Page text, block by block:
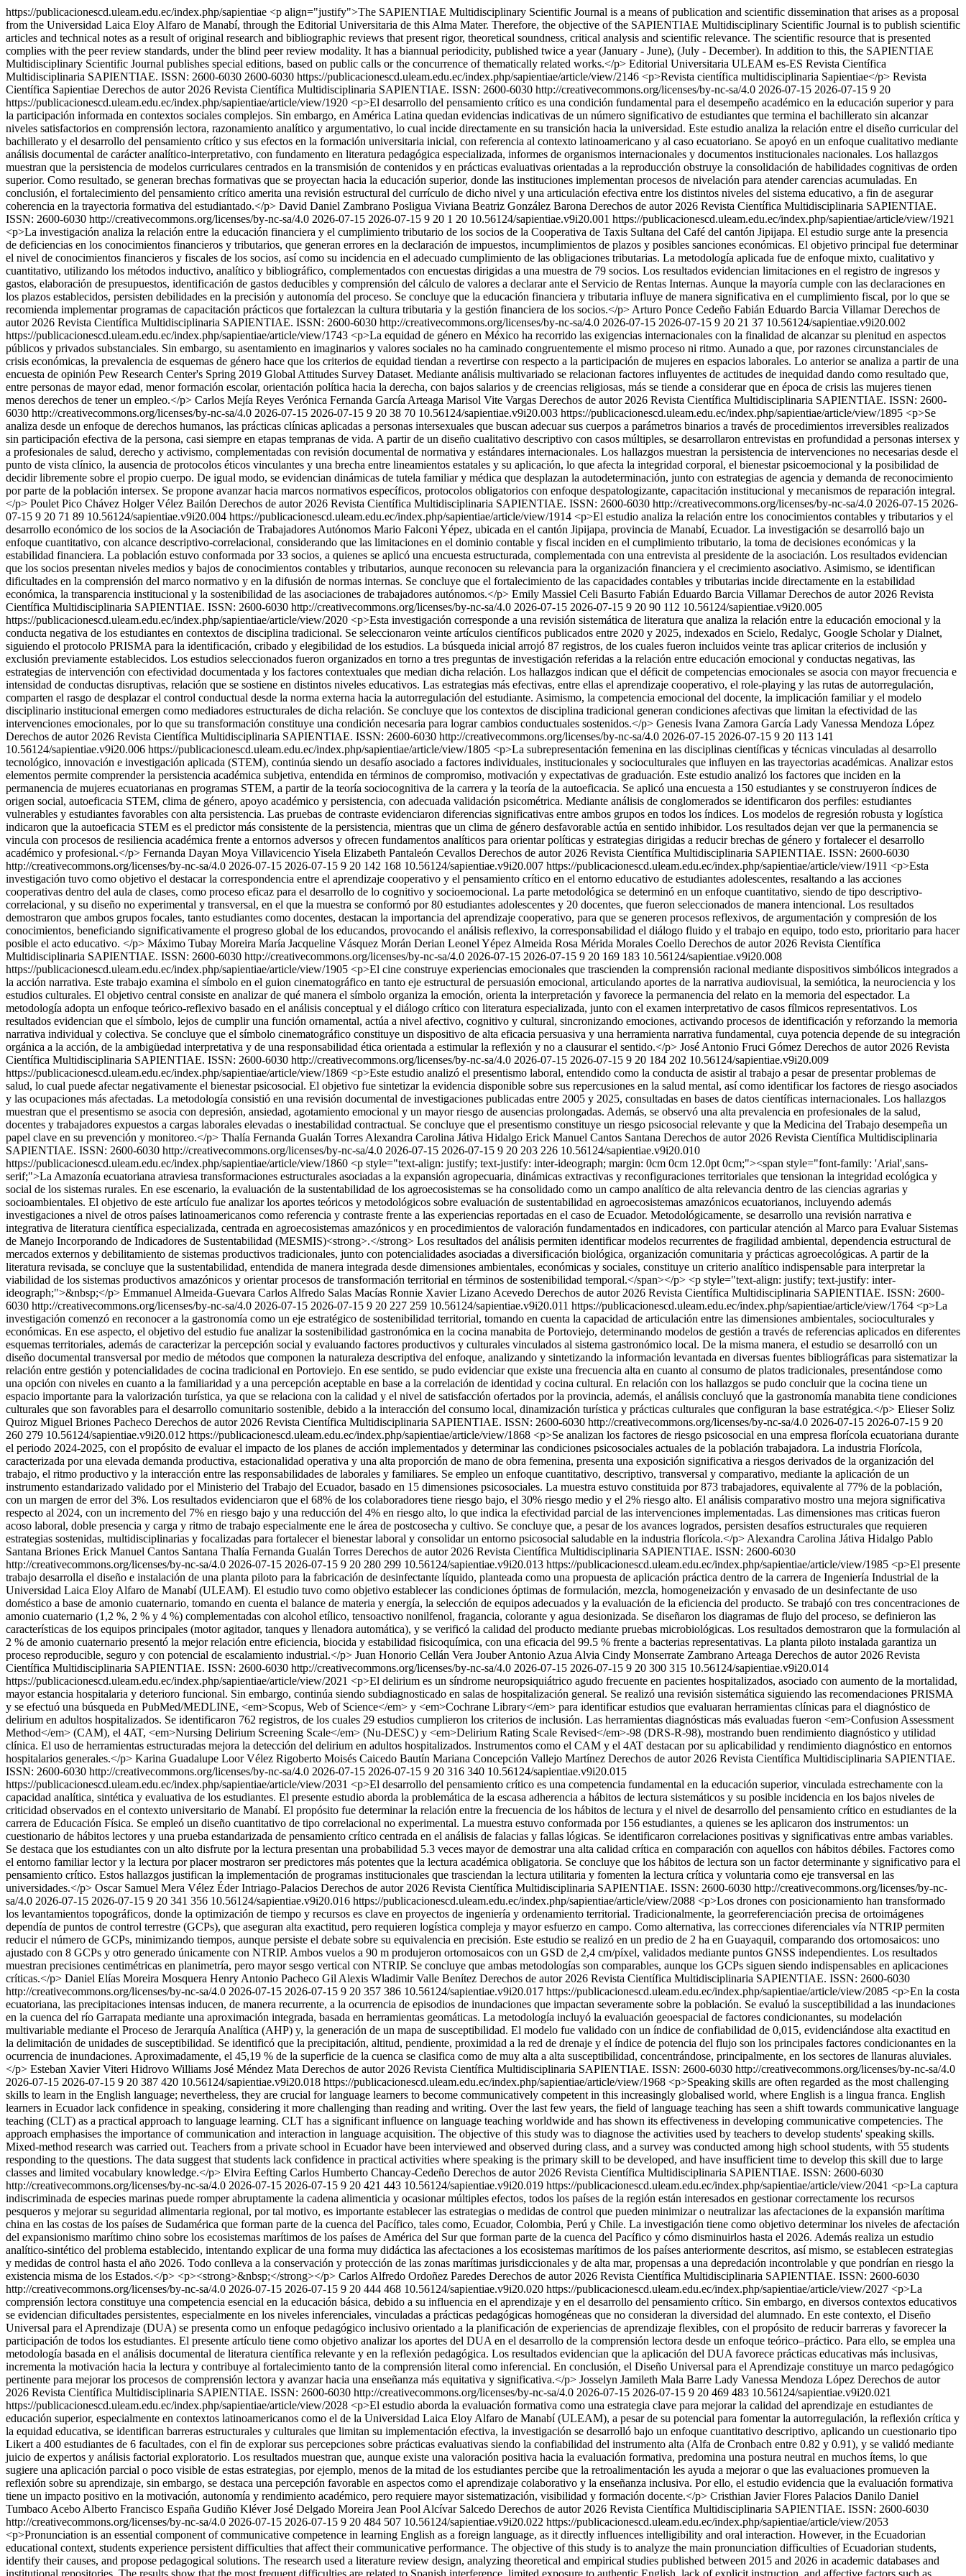
https://publicacionescd.uleam.edu.ec/index.php/sapientiae <p align="justify">The SAPIENTIAE Multidisciplinary Scientific Journal is a means of publication and scientific dissemination that arises as a proposal
from the Universidad Laica Eloy Alfaro de Manabí, through the Editorial Universitaria de this Alma Mater. Therefore, the objective of the SAPIENTIAE Multidisciplinary Scientific Journal is to publish scientific
articles and technical notes as a result of original research and bibliographic reviews that present rigor, theoretical soundness, critical analysis and scientific relevance. The scientific resource that is presented
complies with the peer review standards, under the blind peer review modality. It has a biannual periodicity, published twice a year (January - June), (July - December). In addition to this, the SAPIENTIAE
Multidisciplinary Scientific Journal publishes special editions, based on public calls or the concurrence of thematically related works.</p> Editorial Universitaria ULEAM es-ES Revista Científica
Multidisciplinaria SAPIENTIAE. ISSN: 2600-6030 2600-6030 https://publicacionescd.uleam.edu.ec/index.php/sapientiae/article/view/2146 <p>Revista científica multidisciplinaria Sapientiae</p> Revista
Científica Sapientiae Derechos de autor 2026 Revista Científica Multidisciplinaria SAPIENTIAE. ISSN: 2600-6030 http://creativecommons.org/licenses/by-nc-sa/4.0 2026-07-15 2026-07-15 9 20
https://publicacionescd.uleam.edu.ec/index.php/sapientiae/article/view/1920 <p>El desarrollo del pensamiento crítico es una condición fundamental para el desempeño académico en la educación superior y para
la participación informada en contextos sociales complejos. Sin embargo, en América Latina quedan evidencias indicativas de un número significativo de estudiantes que termina el bachillerato sin alcanzar
niveles satisfactorios en comprensión lectora, razonamiento analítico y argumentativo, lo cual incide directamente en su transición hacia la universidad. Este estudio analiza la relación entre el diseño curricular del
bachillerato y el desarrollo del pensamiento crítico y sus efectos en la formación universitaria inicial, con referencia al contexto latinoamericano y al caso ecuatoriano. Se apoyó en un enfoque cualitativo mediante
análisis documental de carácter analítico-interpretativo, con fundamento en literatura pedagógica especializada, informes de organismos internacionales y documentos institucionales nacionales. Los hallazgos
muestran que la persistencia de modelos curriculares centrados en la transmisión de contenidos y en prácticas evaluativas orientadas a la reproducción obstruye la consolidación de habilidades cognitivas de orden
superior. Como resultado, se generan brechas formativas que se proyectan hacia la educación superior, donde las instituciones implementan procesos de nivelación para atender carencias acumuladas. En
conclusión, el fortalecimiento del pensamiento crítico amerita una revisión estructural del currículo de dicho nivel y una articulación efectiva entre los distintos niveles del sistema educativo, a fin de asegurar
coherencia en la trayectoria formativa del estudiantado.</p> David Daniel Zambrano Posligua Viviana Beatriz González Barona Derechos de autor 2026 Revista Científica Multidisciplinaria SAPIENTIAE.
ISSN: 2600-6030 http://creativecommons.org/licenses/by-nc-sa/4.0 2026-07-15 2026-07-15 9 20 1 20 10.56124/sapientiae.v9i20.001 https://publicacionescd.uleam.edu.ec/index.php/sapientiae/article/view/1921
<p>La investigación analiza la relación entre la educación financiera y el cumplimiento tributario de los socios de la Cooperativa de Taxis Sultana del Café del cantón Jipijapa. El estudio surge ante la presencia
de deficiencias en los conocimientos financieros y tributarios, que generan errores en la declaración de impuestos, incumplimientos de plazos y posibles sanciones económicas. El objetivo principal fue determinar
el nivel de conocimientos financieros y fiscales de los socios, así como su incidencia en el adecuado cumplimiento de las obligaciones tributarias. La metodología aplicada fue de enfoque mixto, cualitativo y
cuantitativo, utilizando los métodos inductivo, analítico y bibliográfico, complementados con encuestas dirigidas a una muestra de 79 socios. Los resultados evidencian limitaciones en el registro de ingresos y
gastos, elaboración de presupuestos, identificación de gastos deducibles y comprensión del cálculo de valores a declarar ante el Servicio de Rentas Internas. Aunque la mayoría cumple con las declaraciones en
los plazos establecidos, persisten debilidades en la precisión y autonomía del proceso. Se concluye que la educación financiera y tributaria influye de manera significativa en el cumplimiento fiscal, por lo que se
recomienda implementar programas de capacitación prácticos que fortalezcan la cultura tributaria y la gestión financiera de los socios.</p> Arturo Ponce Cedeño Fabián Eduardo Barcia Villamar Derechos de
autor 2026 Revista Científica Multidisciplinaria SAPIENTIAE. ISSN: 2600-6030 http://creativecommons.org/licenses/by-nc-sa/4.0 2026-07-15 2026-07-15 9 20 21 37 10.56124/sapientiae.v9i20.002
https://publicacionescd.uleam.edu.ec/index.php/sapientiae/article/view/1743 <p>La equidad de género en México ha recorrido las exigencias internacionales con la finalidad de alcanzar su plenitud en aspectos
públicos y privados substanciales. Sin embargo, su asentamiento en imaginarios y valores sociales no ha caminado congruentemente el mismo proceso ni ritmo. Aunado a que, por razones circunstanciales de
crisis económicas, la prevalencia de esquemas de género hace que los criterios de equidad tiendan a revertirse con respecto a la participación de mujeres en espacios laborales. Lo anterior se analiza a partir de una
encuesta de opinión Pew Research Center's Spring 2019 Global Attitudes Survey Dataset. Mediante análisis multivariado se relacionan factores influyentes de actitudes de inequidad dando como resultado que,
entre personas de mayor edad, menor formación escolar, orientación política hacia la derecha, con bajos salarios y de creencias religiosas, más se tiende a considerar que en época de crisis las mujeres tienen
menos derechos de tener un empleo.</p> Carlos Mejía Reyes Verónica Fernanda García Arteaga Marisol Vite Vargas Derechos de autor 2026 Revista Científica Multidisciplinaria SAPIENTIAE. ISSN: 2600-
6030 http://creativecommons.org/licenses/by-nc-sa/4.0 2026-07-15 2026-07-15 9 20 38 70 10.56124/sapientiae.v9i20.003 https://publicacionescd.uleam.edu.ec/index.php/sapientiae/article/view/1895 <p>Se
analiza desde un enfoque de derechos humanos, las prácticas clínicas aplicadas a personas intersexuales que buscan adecuar sus cuerpos a parámetros binarios a través de procedimientos irreversibles realizados
sin participación efectiva de la persona, casi siempre en etapas tempranas de vida. A partir de un diseño cualitativo descriptivo con casos múltiples, se desarrollaron entrevistas en profundidad a personas intersex y
a profesionales de salud, derecho y activismo, complementadas con revisión documental de normativa y estándares internacionales. Los hallazgos muestran la persistencia de intervenciones no necesarias desde el
punto de vista clínico, la ausencia de protocolos éticos vinculantes y una brecha entre lineamientos estatales y su aplicación, lo que afecta la integridad corporal, el bienestar psicoemocional y la posibilidad de
decidir libremente sobre el propio cuerpo. De igual modo, se evidencian dinámicas de tutela familiar y médica que desplazan la autodeterminación, junto con estrategias de agencia y demanda de reconocimiento
por parte de la población intersex. Se propone avanzar hacia marcos normativos específicos, protocolos obligatorios con enfoque despatologizante, capacitación institucional y mecanismos de reparación integral.
</p> Poulet Pico Chávez Holger Vélez Bailón Derechos de autor 2026 Revista Científica Multidisciplinaria SAPIENTIAE. ISSN: 2600-6030 http://creativecommons.org/licenses/by-nc-sa/4.0 2026-07-15 2026-
07-15 9 20 71 89 10.56124/sapientiae.v9i20.004 https://publicacionescd.uleam.edu.ec/index.php/sapientiae/article/view/1914 <p>El estudio analiza la relación entre los conocimientos contables y tributarios y el
desarrollo económico de los socios de la Asociación de Trabajadores Autónomos Mario Falconi Yépez, ubicada en el cantón Jipijapa, provincia de Manabí, Ecuador. La investigación se desarrolló bajo un
enfoque cuantitativo, con alcance descriptivo-correlacional, considerando que las limitaciones en el dominio contable y fiscal inciden en el cumplimiento tributario, la toma de decisiones económicas y la
estabilidad financiera. La población estuvo conformada por 33 socios, a quienes se aplicó una encuesta estructurada, complementada con una entrevista al presidente de la asociación. Los resultados evidencian
que los socios presentan niveles medios y bajos de conocimientos contables y tributarios, aunque reconocen su relevancia para la organización financiera y el crecimiento asociativo. Asimismo, se identifican
dificultades en la comprensión del marco normativo y en la difusión de normas internas. Se concluye que el fortalecimiento de las capacidades contables y tributarias incide directamente en la estabilidad
económica, la transparencia institucional y la sostenibilidad de las asociaciones de trabajadores autónomos.</p> Emily Massiel Celi Basurto Fabián Eduardo Barcia Villamar Derechos de autor 2026 Revista
Científica Multidisciplinaria SAPIENTIAE. ISSN: 2600-6030 http://creativecommons.org/licenses/by-nc-sa/4.0 2026-07-15 2026-07-15 9 20 90 112 10.56124/sapientiae.v9i20.005
https://publicacionescd.uleam.edu.ec/index.php/sapientiae/article/view/2020 <p>Esta investigación corresponde a una revisión sistemática de literatura que analiza la relación entre la educación emocional y la
conducta negativa de los estudiantes en contextos de disciplina tradicional. Se seleccionaron veinte artículos científicos publicados entre 2020 y 2025, indexados en Scielo, Redalyc, Google Scholar y Dialnet,
siguiendo el protocolo PRISMA para la identificación, cribado y elegibilidad de los estudios. La búsqueda inicial arrojó 87 registros, de los cuales fueron incluidos veinte tras aplicar criterios de inclusión y
exclusión previamente establecidos. Los estudios seleccionados fueron organizados en torno a tres preguntas de investigación referidas a la relación entre educación emocional y conductas negativas, las
estrategias de intervención con efectividad documentada y los factores contextuales que median dicha relación. Los hallazgos indican que el déficit de competencias emocionales se asocia con mayor frecuencia e
intensidad de conductas disruptivas, relación que se sostiene en distintos niveles educativos. Las estrategias más efectivas, entre ellas el aprendizaje cooperativo, el role-playing y las rutas de autorregulación,
comparten el rasgo de desplazar el control conductual desde la norma externa hacia la autorregulación del estudiante. Asimismo, la competencia emocional del docente, la implicación familiar y el modelo
disciplinario institucional emergen como mediadores estructurales de dicha relación. Se concluye que los contextos de disciplina tradicional generan condiciones afectivas que limitan la efectividad de las
intervenciones emocionales, por lo que su transformación constituye una condición necesaria para lograr cambios conductuales sostenidos.</p> Genesis Ivana Zamora García Lady Vanessa Mendoza López
Derechos de autor 2026 Revista Científica Multidisciplinaria SAPIENTIAE. ISSN: 2600-6030 http://creativecommons.org/licenses/by-nc-sa/4.0 2026-07-15 2026-07-15 9 20 113 141
10.56124/sapientiae.v9i20.006 https://publicacionescd.uleam.edu.ec/index.php/sapientiae/article/view/1805 <p>La subrepresentación femenina en las disciplinas científicas y técnicas vinculadas al desarrollo
tecnológico, innovación e investigación aplicada (STEM), continúa siendo un desafío asociado a factores individuales, institucionales y socioculturales que influyen en las trayectorias académicas. Analizar estos
elementos permite comprender la persistencia académica subjetiva, entendida en términos de compromiso, motivación y expectativas de graduación. Este estudio analizó los factores que inciden en la
permanencia de mujeres ecuatorianas en programas STEM, a partir de la teoría sociocognitiva de la carrera y la teoría de la autoeficacia. Se aplicó una encuesta a 150 estudiantes y se construyeron índices de
origen social, autoeficacia STEM, clima de género, apoyo académico y persistencia, con adecuada validación psicométrica. Mediante análisis de conglomerados se identificaron dos perfiles: estudiantes
vulnerables y estudiantes favorables con alta persistencia. Las pruebas de contraste evidenciaron diferencias significativas entre ambos grupos en todos los índices. Los modelos de regresión robusta y logística
indicaron que la autoeficacia STEM es el predictor más consistente de la persistencia, mientras que un clima de género desfavorable actúa en sentido inhibidor. Los resultados dejan ver que la permanencia se
vincula con procesos de resiliencia académica frente a entornos adversos y ofrecen fundamentos analíticos para orientar políticas y estrategias dirigidas a reducir brechas de género y fortalecer el desarrollo
académico y profesional.</p> Fernanda Dayan Moya VillavicencioYisela Elizabeth Pantaleón Cevallos Derechos de autor 2026 Revista Científica Multidisciplinaria SAPIENTIAE. ISSN: 2600-6030
http://creativecommons.org/licenses/by-nc-sa/4.0 2026-07-15 2026-07-15 9 20 142 168 10.56124/sapientiae.v9i20.007 https://publicacionescd.uleam.edu.ec/index.php/sapientiae/article/view/1911 <p>Esta
investigación tuvo como objetivo el destacar la correspondencia entre el aprendizaje cooperativo y el pensamiento crítico en el entorno educativo de estudiantes adolescentes, resaltando a las acciones
cooperativas dentro del aula de clases, como proceso eficaz para el desarrollo de lo cognitivo y socioemocional. La parte metodológica se determinó en un enfoque cuantitativo, siendo de tipo descriptivo-
correlacional, y su diseño no experimental y transversal, en el que la muestra se conformó por 80 estudiantes adolescentes y 20 docentes, que fueron seleccionados de manera intencional. Los resultados
demostraron que ambos grupos focales, tanto estudiantes como docentes, destacan la importancia del aprendizaje cooperativo, para que se generen procesos reflexivos, de argumentación y compresión de los
conocimientos, beneficiando significativamente el progreso global de los educandos, provocando el análisis reflexivo, la corresponsabilidad el diálogo fluido y el trabajo en equipo, todo esto, prioritario para hacer
posible el acto educativo. </p> Máximo Tubay Moreira María Jacqueline Vásquez Morán Derian Leonel Yépez Almeida Rosa Mérida Morales Coello Derechos de autor 2026 Revista Científica
Multidisciplinaria SAPIENTIAE. ISSN: 2600-6030 http://creativecommons.org/licenses/by-nc-sa/4.0 2026-07-15 2026-07-15 9 20 169 183 10.56124/sapientiae.v9i20.008
https://publicacionescd.uleam.edu.ec/index.php/sapientiae/article/view/1905 <p>El cine construye experiencias emocionales que trascienden la comprensión racional mediante dispositivos simbólicos integrados a
la acción narrativa. Este trabajo examina el símbolo en el guion cinematográfico en tanto eje estructural de persuasión emocional, articulando aportes de la narrativa audiovisual, la semiótica, la neurociencia y los
estudios culturales. El objetivo central consiste en analizar de qué manera el símbolo organiza la emoción, orienta la interpretación y favorece la permanencia del relato en la memoria del espectador. La
metodología adopta un enfoque teórico-reflexivo basado en el análisis conceptual y el diálogo crítico con literatura especializada, junto con el examen interpretativo de casos fílmicos representativos. Los
resultados evidencian que el símbolo, lejos de cumplir una función ornamental, actúa a nivel afectivo, cognitivo y cultural, sincronizando emociones, activando procesos de identificación y reforzando la memoria
narrativa individual y colectiva. Se concluye que el símbolo cinematográfico constituye un dispositivo de alta eficacia persuasiva y una herramienta narrativa fundamental, cuya potencia depende de su integración
orgánica a la acción, de la ambigüedad interpretativa y de una responsabilidad ética orientada a estimular la reflexión y no a clausurar el sentido.</p> José Antonio Fruci Gómez Derechos de autor 2026 Revista
Científica Multidisciplinaria SAPIENTIAE. ISSN: 2600-6030 http://creativecommons.org/licenses/by-nc-sa/4.0 2026-07-15 2026-07-15 9 20 184 202 10.56124/sapientiae.v9i20.009
https://publicacionescd.uleam.edu.ec/index.php/sapientiae/article/view/1869 <p>Este estudio analizó el presentismo laboral, entendido como la conducta de asistir al trabajo a pesar de presentar problemas de
salud, lo cual puede afectar negativamente el bienestar psicosocial. El objetivo fue sintetizar la evidencia disponible sobre sus repercusiones en la salud mental, así como identificar los factores de riesgo asociados
y las ocupaciones más afectadas. La metodología consistió en una revisión documental de investigaciones publicadas entre 2005 y 2025, consultadas en bases de datos científicas internacionales. Los hallazgos
muestran que el presentismo se asocia con depresión, ansiedad, agotamiento emocional y un mayor riesgo de ausencias prolongadas. Además, se observó una alta prevalencia en profesionales de la salud,
docentes y trabajadores expuestos a cargas laborales elevadas o inestabilidad contractual. Se concluye que el presentismo constituye un riesgo psicosocial relevante y que la Medicina del Trabajo desempeña un
papel clave en su prevención y monitoreo.</p> Thalía Fernanda Gualán Torres Alexandra Carolina Játiva Hidalgo Erick Manuel Cantos Santana Derechos de autor 2026 Revista Científica Multidisciplinaria
SAPIENTIAE. ISSN: 2600-6030 http://creativecommons.org/licenses/by-nc-sa/4.0 2026-07-15 2026-07-15 9 20 203 226 10.56124/sapientiae.v9i20.010
https://publicacionescd.uleam.edu.ec/index.php/sapientiae/article/view/1860 <p style="text-align: justify; text-justify: inter-ideograph; margin: 0cm 0cm 12.0pt 0cm;"><span style="font-family: 'Arial',sans-
serif;">La Amazonía ecuatoriana atraviesa transformaciones estructurales asociadas a la expansión agropecuaria, dinámicas extractivas y reconfiguraciones territoriales que tensionan la integridad ecológica y
social de los sistemas rurales. En ese escenario, la evaluación de la sustentabilidad de los agroecosistemas se ha consolidado como un campo analítico de alta relevancia dentro de las ciencias agrarias y
socioambientales. El objetivo de este artículo fue analizar los aportes teóricos y metodológicos sobre evaluación de sustentabilidad en agroecosistemas amazónicos ecuatorianos, incluyendo además
investigaciones a nivel de otros países latinoamericanos como referencia y contraste frente a las experiencias reportadas en el caso de Ecuador. Metodológicamente, se desarrollo una revisión narrativa e
integrativa de literatura científica especializada, centrada en agroecosistemas amazónicos y en procedimientos de valoración fundamentados en indicadores, con particular atención al Marco para Evaluar Sistemas
de Manejo Incorporando de Indicadores de Sustentabilidad (MESMIS)<strong>.</strong> Los resultados del análisis permiten identificar modelos recurrentes de fragilidad ambiental, dependencia estructural de
mercados externos y debilitamiento de sistemas productivos tradicionales, junto con potencialidades asociadas a diversificación biológica, organización comunitaria y prácticas agroecológicas. A partir de la
literatura revisada, se concluye que la sustentabilidad, entendida de manera integrada desde dimensiones ambientales, económicas y sociales, constituye un criterio analítico indispensable para interpretar la
viabilidad de los sistemas productivos amazónicos y orientar procesos de transformación territorial en términos de sostenibilidad temporal.</span></p> <p style="text-align: justify; text-justify: inter-
ideograph;">&nbsp;</p> Emmanuel Almeida-Guevara Carlos Alfredo Salas Macías Ronnie Xavier Lizano Acevedo Derechos de autor 2026 Revista Científica Multidisciplinaria SAPIENTIAE. ISSN: 2600-
6030 http://creativecommons.org/licenses/by-nc-sa/4.0 2026-07-15 2026-07-15 9 20 227 259 10.56124/sapientiae.v9i20.011 https://publicacionescd.uleam.edu.ec/index.php/sapientiae/article/view/1764 <p>La
investigación comenzó en reconocer a la gastronomía como un eje estratégico de sostenibilidad territorial, tomando en cuenta la capacidad de articulación entre las dimensiones ambientales, socioculturales y
económicas. En ese aspecto, el objetivo del estudio fue analizar la sostenibilidad gastronómica en la cocina manabita de Portoviejo, determinando modelos de gestión a través de referencias aplicados en diferentes
esquemas territoriales, además de caracterizar la percepción social y evaluando factores productivos y culturales vinculados al sistema gastronómico local. De la misma manera, el estudio se desarrolló con un
diseño documental transversal por medio de métodos que componen la naturaleza descriptiva del enfoque, analizando y sintetizando la información levantada en diversas fuentes bibliográficas para sistematizar la
relación entre gestión y potencialidades de cocina tradicional en Portoviejo. En ese sentido, se pudo evidenciar que existe una frecuencia alta en cuanto al consumo de platos tradicionales, presentándose como
una opción con niveles en cuanto a la familiaridad y a una percepción aceptable en base a la correlación de identidad y cocina cultural. En relación con los hallazgos se pudo concluir que la cocina tiene un
espacio importante para la valorización turística, ya que se relaciona con la calidad y el nivel de satisfacción ofertados por la provincia, además, el análisis concluyó que la gastronomía manabita tiene condiciones
culturales que son favorables para el desarrollo comunitario sostenible, debido a la interacción del consumo local, dinamización turística y prácticas culturales que configuran la base estratégica.</p> Elieser Soliz
Quiroz Miguel Briones Pacheco Derechos de autor 2026 Revista Científica Multidisciplinaria SAPIENTIAE. ISSN: 2600-6030 http://creativecommons.org/licenses/by-nc-sa/4.0 2026-07-15 2026-07-15 9 20
260 279 10.56124/sapientiae.v9i20.012 https://publicacionescd.uleam.edu.ec/index.php/sapientiae/article/view/1868 <p>Se analizan los factores de riesgo psicosocial en una empresa florícola ecuatoriana durante
el periodo 2024-2025, con el propósito de evaluar el impacto de los planes de acción implementados y determinar las condiciones psicosociales actuales de la población trabajadora. La industria Florícola,
caracterizada por una elevada demanda productiva, estacionalidad operativa y una alta proporción de mano de obra femenina, presenta una exposición significativa a riesgos derivados de la organización del
trabajo, el ritmo productivo y la interacción entre las responsabilidades de laborales y familiares. Se empleo un enfoque cuantitativo, descriptivo, transversal y comparativo, mediante la aplicación de un
instrumento estandarizado validado por el Ministerio del Trabajo del Ecuador, basado en 15 dimensiones psicosociales. La muestra estuvo constituida por 873 trabajadores, equivalente al 77% de la población,
con un margen de error del 3%. Los resultados evidenciaron que el 68% de los colaboradores tiene riesgo bajo, el 30% riesgo medio y el 2% riesgo alto. El análisis comparativo mostro una mejora significativa
respecto al 2024, con un incremento del 7% en riesgo bajo y una reducción del 4% en riesgo alto, lo que indica la efectividad parcial de las intervenciones implementadas. Las dimensiones mas criticas fueron
acoso laboral, doble presencia y carga y ritmo de trabajo especialmente ene le área de postcosecha y cultivo. Se concluye que, a pesar de los avances logrados, persisten desafíos estructurales que requieren
estrategias sostenidas, multidisciplinarias y focalizadas para fortalecer el bienestar laboral y consolidar un entorno psicosocial saludable en la industria florícola.</p> Alexandra Carolina Játiva Hidalgo Pablo
Santana Briones Erick Manuel Cantos Santana Thalía Fernanda Gualán Torres Derechos de autor 2026 Revista Científica Multidisciplinaria SAPIENTIAE. ISSN: 2600-6030
http://creativecommons.org/licenses/by-nc-sa/4.0 2026-07-15 2026-07-15 9 20 280 299 10.56124/sapientiae.v9i20.013 https://publicacionescd.uleam.edu.ec/index.php/sapientiae/article/view/1985 <p>El presente
trabajo desarrolla el diseño e instalación de una planta piloto para la fabricación de desinfectante líquido, planteada como una propuesta de aplicación práctica dentro de la carrera de Ingeniería Industrial de la
Universidad Laica Eloy Alfaro de Manabí (ULEAM). El estudio tuvo como objetivo establecer las condiciones óptimas de formulación, mezcla, homogeneización y envasado de un desinfectante de uso
doméstico a base de amonio cuaternario, tomando en cuenta el balance de materia y energía, la selección de equipos adecuados y la evaluación de la eficiencia del producto. Se trabajó con tres concentraciones de
amonio cuaternario (1,2 %, 2 % y 4 %) complementadas con alcohol etílico, tensoactivo nonilfenol, fragancia, colorante y agua desionizada. Se diseñaron los diagramas de flujo del proceso, se definieron las
características de los equipos principales (motor agitador, tanques y llenadora automática), y se verificó la calidad del producto mediante pruebas microbiológicas. Los resultados demostraron que la formulación al
2 % de amonio cuaternario presentó la mejor relación entre eficiencia, biocida y estabilidad fisicoquímica, con una eficacia del 99.5 % frente a bacterias representativas. La planta piloto instalada garantiza un
proceso reproducible, seguro y con potencial de escalamiento industrial.</p> Juan Honorio Cellán Vera Jouber Antonio Azua Alvia Cindy Monserrate Zambrano Arteaga Derechos de autor 2026 Revista
Científica Multidisciplinaria SAPIENTIAE. ISSN: 2600-6030 http://creativecommons.org/licenses/by-nc-sa/4.0 2026-07-15 2026-07-15 9 20 300 315 10.56124/sapientiae.v9i20.014
https://publicacionescd.uleam.edu.ec/index.php/sapientiae/article/view/2021 <p>El delirium es un síndrome neuropsiquiátrico agudo frecuente en pacientes hospitalizados, asociado con aumento de la mortalidad,
mayor estancia hospitalaria y deterioro funcional. Sin embargo, continúa siendo subdiagnosticado en salas de hospitalización general. Se realizó una revisión sistemática siguiendo las recomendaciones PRISMA
y se efectuó una búsqueda en PubMed/MEDLINE, <em>Scopus, Web of Science</em> y <em>Cochrane Library</em> para identificar estudios que evaluaran herramientas clínicas para el diagnóstico de
delirium en adultos hospitalizados. Se identificaron 762 registros, de los cuales 29 estudios cumplieron los criterios de inclusión. Las herramientas diagnósticas más evaluadas fueron <em>Confusion Assessment
Method</em> (CAM), el 4AT, <em>Nursing Delirium Screening Scale</em> (Nu-DESC) y <em>Delirium Rating Scale Revised</em>-98 (DRS-R-98), mostrando buen rendimiento diagnóstico y utilidad
clínica. El uso de herramientas estructuradas mejora la detección del delirium en adultos hospitalizados. Instrumentos como el CAM y el 4AT destacan por su aplicabilidad y rendimiento diagnóstico en entornos
hospitalarios generales.</p> Karina Guadalupe Loor Vélez Rigoberto Moisés Caicedo Bautín Mariana Concepción Vallejo Martínez Derechos de autor 2026 Revista Científica Multidisciplinaria SAPIENTIAE.
ISSN: 2600-6030 http://creativecommons.org/licenses/by-nc-sa/4.0 2026-07-15 2026-07-15 9 20 316 340 10.56124/sapientiae.v9i20.015
https://publicacionescd.uleam.edu.ec/index.php/sapientiae/article/view/2031 <p>El desarrollo del pensamiento crítico es una competencia fundamental en la educación superior, vinculada estrechamente con la
capacidad analítica, sintética y evaluativa de los estudiantes. El presente estudio aborda la problemática de la escasa adherencia a hábitos de lectura sistemáticos y su posible incidencia en los bajos niveles de
criticidad observados en el contexto universitario de Manabí. El propósito fue determinar la relación entre la frecuencia de los hábitos de lectura y el nivel de desarrollo del pensamiento crítico en estudiantes de la
carrera de Educación Física. Se empleó un diseño cuantitativo de tipo correlacional no experimental. La muestra estuvo conformada por 156 estudiantes, a quienes se les aplicaron dos instrumentos: un
cuestionario de hábitos lectores y una prueba estandarizada de pensamiento crítico centrada en el análisis de falacias y fallas lógicas. Se identificaron correlaciones positivas y significativas entre ambas variables.
Se destaca que los estudiantes con un alto disfrute por la lectura presentan una probabilidad 5.3 veces mayor de demostrar una alta calidad crítica en comparación con aquellos con hábitos débiles. Factores como
el entorno familiar lector y la lectura por placer mostraron ser predictores más potentes que la lectura académica obligatoria. Se concluye que los hábitos de lectura son un factor determinante y significativo para el
pensamiento crítico. Estos hallazgos justifican la implementación de programas institucionales que trasciendan la lectura utilitaria y fomenten la lectura crítica y voluntaria como eje transversal en las
universidades.</p> Oscar Samuel Mera Vélez Éder Intriago-Palacios Derechos de autor 2026 Revista Científica Multidisciplinaria SAPIENTIAE. ISSN: 2600-6030 http://creativecommons.org/licenses/by-nc-
sa/4.0 2026-07-15 2026-07-15 9 20 341 356 10.56124/sapientiae.v9i20.016 https://publicacionescd.uleam.edu.ec/index.php/sapientiae/article/view/2088 <p>Los drones con posicionamiento han transformado
los levantamientos topográficos, donde la optimización de tiempo y recursos es clave en proyectos de ingeniería y ordenamiento territorial. Tradicionalmente, la georreferenciación precisa de ortoimágenes
dependía de puntos de control terrestre (GCPs), que aseguran alta exactitud, pero requieren logística compleja y mayor esfuerzo en campo. Como alternativa, las correcciones diferenciales vía NTRIP permiten
reducir el número de GCPs, minimizando tiempos, aunque persiste el debate sobre su equivalencia en precisión. Este estudio se realizó en un predio de 2 ha en Guayaquil, comparando dos ortomosaicos: uno
ajustado con 8 GCPs y otro generado únicamente con NTRIP. Ambos vuelos a 90 m produjeron ortomosaicos con un GSD de 2,4 cm/píxel, validados mediante puntos GNSS independientes. Los resultados
muestran precisiones centimétricas en planimetría, pero mayor sesgo vertical con NTRIP. Se concluye que ambas metodologías son comparables, aunque los GCPs siguen siendo indispensables en aplicaciones
críticas.</p> Daniel Elías Moreira Mosquera Henry Antonio Pacheco Gil Alexis Wladimir Valle Benítez Derechos de autor 2026 Revista Científica Multidisciplinaria SAPIENTIAE. ISSN: 2600-6030
http://creativecommons.org/licenses/by-nc-sa/4.0 2026-07-15 2026-07-15 9 20 357 386 10.56124/sapientiae.v9i20.017 https://publicacionescd.uleam.edu.ec/index.php/sapientiae/article/view/2085 <p>En la costa
ecuatoriana, las precipitaciones intensas inducen, de manera recurrente, a la ocurrencia de episodios de inundaciones que impactan severamente sobre la población. Se evaluó la susceptibilidad a las inundaciones
en la cuenca del río Garrapata mediante una aproximación integrada, basada en herramientas geomáticas. La metodología incluyó la evaluación geoespacial de factores condicionantes, su modelación
multivariable mediante el Proceso de Jerarquía Analítica (AHP) y, la generación de un mapa de susceptibilidad. El modelo fue validado con un índice de confiabilidad de 0,015, evidenciándose alta exactitud en
la delimitación de unidades de susceptibilidad. Se identificó que la precipitación, altitud, pendiente, proximidad a la red de drenaje y el índice de potencia del flujo son los principales factores condicionantes en la
ocurrencia de inundaciones. Aproximadamente, el 45,19 % de la superficie de la cuenca se clasifica como de muy alta a alta susceptibilidad, concentrándose, principalmente, en los sectores de llanuras aluviales.
</p> Esteban Xavier Viteri Hidrovo Williams José Méndez Mata Derechos de autor 2026 Revista Científica Multidisciplinaria SAPIENTIAE. ISSN: 2600-6030 http://creativecommons.org/licenses/by-nc-sa/4.0
2026-07-15 2026-07-15 9 20 387 420 10.56124/sapientiae.v9i20.018 https://publicacionescd.uleam.edu.ec/index.php/sapientiae/article/view/1968 <p>Speaking skills are often regarded as the most challenging
skills to learn in the English language; nevertheless, they are crucial for language learners to become communicatively competent in this increasingly globalised world, where English is a lingua franca. English
learners in Ecuador lack confidence in speaking, considering it more challenging than reading and writing. Over the last few years, the field of language teaching has seen a shift towards communicative language
teaching (CLT) as a practical approach to language learning. CLT has a significant influence on language teaching worldwide and has shown its effectiveness in developing communicative competencies. The
approach emphasises the importance of communication and interaction in language acquisition. The objective of this study was to diagnose the activities used by teachers to develop students' speaking skills.
Mixed-method research was carried out. Teachers from a private school in Ecuador have been interviewed and observed during class, and a survey was conducted among high school students, with 55 students
responding to the questions. The data suggest that students lack confidence in practical activities where speaking is the primary skill to be developed, and have insufficient time to develop this skill due to large
classes and limited vocabulary knowledge.</p> Elvira Eefting Carlos Humberto Chancay-Cedeño Derechos de autor 2026 Revista Científica Multidisciplinaria SAPIENTIAE. ISSN: 2600-6030
http://creativecommons.org/licenses/by-nc-sa/4.0 2026-07-15 2026-07-15 9 20 421 443 10.56124/sapientiae.v9i20.019 https://publicacionescd.uleam.edu.ec/index.php/sapientiae/article/view/2041 <p>La captura
indiscriminada de especies marinas puede romper abruptamente la cadena alimenticia y ocasionar múltiples efectos, todos los países de la región están interesados en gestionar correctamente los recursos
pesqueros y mejorar su seguridad alimentaria regional, por tal motivo, es importante establecer las estrategias o medidas de control que pueden minimizar o neutralizar las afectaciones de la expansión marítima
china en las costas de los países de Sudamérica que forman parte de la cuenca del Pacífico, tales como, Ecuador, Colombia, Perú y Chile. La investigación tiene como objetivo determinar los niveles de afectación
del expansionismo marítimo chino sobre los ecosistemas marítimos de los países de América del Sur que forman parte de la cuenca del Pacífico y cómo disminuirlos hasta el 2026. Además realiza un estudio
analítico-sintético del problema establecido, intentando explicar de una forma muy didáctica las afectaciones a los ecosistemas marítimos de los países anteriormente descritos, así mismo, se establecen estrategias
y medidas de control hasta el año 2026. Todo conlleva a la conservación y protección de las zonas marítimas jurisdiccionales y de alta mar, propensas a una depredación incontrolable y que pondrían en riesgo la
existencia misma de los Estados.</p> <p><strong>&nbsp;</strong></p> Carlos Alfredo Ordoñez Paredes Derechos de autor 2026 Revista Científica Multidisciplinaria SAPIENTIAE. ISSN: 2600-6030
http://creativecommons.org/licenses/by-nc-sa/4.0 2026-07-15 2026-07-15 9 20 444 468 10.56124/sapientiae.v9i20.020 https://publicacionescd.uleam.edu.ec/index.php/sapientiae/article/view/2027 <p>La
comprensión lectora constituye una competencia esencial en la educación básica, debido a su influencia en el aprendizaje y en el desarrollo del pensamiento crítico. Sin embargo, en diversos contextos educativos
se evidencian dificultades persistentes, especialmente en los niveles inferenciales, vinculadas a prácticas pedagógicas homogéneas que no consideran la diversidad del alumnado. En este contexto, el Diseño
Universal para el Aprendizaje (DUA) se presenta como un enfoque pedagógico inclusivo orientado a la planificación de experiencias de aprendizaje flexibles, con el propósito de reducir barreras y favorecer la
participación de todos los estudiantes. El presente artículo tiene como objetivo analizar los aportes del DUA en el desarrollo de la comprensión lectora desde un enfoque teórico–práctico. Para ello, se emplea una
metodología basada en el análisis documental de literatura científica relevante y en la reflexión pedagógica. Los resultados evidencian que la aplicación del DUA favorece prácticas educativas más inclusivas,
incrementa la motivación hacia la lectura y contribuye al fortalecimiento tanto de la comprensión literal como inferencial. En conclusión, el Diseño Universal para el Aprendizaje constituye un marco pedagógico
pertinente para mejorar los procesos de comprensión lectora y avanzar hacia una enseñanza más equitativa y significativa.</p> Josselyn Jamileth Mala Barre Lady Vanessa Mendoza López Derechos de autor
2026 Revista Científica Multidisciplinaria SAPIENTIAE. ISSN: 2600-6030 http://creativecommons.org/licenses/by-nc-sa/4.0 2026-07-15 2026-07-15 9 20 469 483 10.56124/sapientiae.v9i20.021
https://publicacionescd.uleam.edu.ec/index.php/sapientiae/article/view/2028 <p>El estudio aborda la evaluación formativa como una estrategia clave para mejorar la calidad del aprendizaje en estudiantes de
educación superior, especialmente en contextos latinoamericanos como el de la Universidad Laica Eloy Alfaro de Manabí (ULEAM), a pesar de su potencial para fomentar la autorregulación, la reflexión crítica y
la equidad educativa, se identifican barreras estructurales y culturales que limitan su implementación efectiva, la investigación se desarrolló bajo un enfoque cuantitativo descriptivo, aplicando un cuestionario tipo
Likert a 400 estudiantes de 6 facultades, con el fin de explorar sus percepciones sobre prácticas evaluativas siendo la confiabilidad del instrumento alta (Alfa de Cronbach entre 0.82 y 0.91), y se validó mediante
juicio de expertos y análisis factorial exploratorio. Los resultados muestran que, aunque existe una valoración positiva hacia la evaluación formativa, predomina una postura neutral en muchos ítems, lo que
sugiere una aplicación parcial o poco visible de estas estrategias, por ejemplo, menos de la mitad de los estudiantes percibe que la retroalimentación les ayuda a mejorar o que las evaluaciones promueven la
reflexión sobre su aprendizaje, sin embargo, se destaca una percepción favorable en aspectos como el aprendizaje colaborativo y la enseñanza inclusiva. Por ello, el estudio evidencia que la evaluación formativa
tiene un impacto positivo en la motivación, autonomía y rendimiento académico, pero requiere mayor sistematización, visibilidad y formación docente.</p> Cristhian Javier Flores Palacios Danilo Daniel
Tumbaco Acebo Alberto Francisco España Gudiño Kléver José Delgado Moreira Jean Pool Alcívar Salcedo Derechos de autor 2026 Revista Científica Multidisciplinaria SAPIENTIAE. ISSN: 2600-6030
http://creativecommons.org/licenses/by-nc-sa/4.0 2026-07-15 2026-07-15 9 20 484 507 10.56124/sapientiae.v9i20.022 https://publicacionescd.uleam.edu.ec/index.php/sapientiae/article/view/2053
<p>Pronunciation is an essential component of communicative competence in learning English as a foreign language, as it directly influences intelligibility and oral interaction. However, in the Ecuadorian
educational context, students experience persistent difficulties that affect their communicative performance. The objective of this study is to analyze the main pronunciation difficulties of Ecuadorian students,
identify their causes, and propose pedagogical solutions. The research used a literature review design, analyzing theoretical and empirical studies published between 2015 and 2026 in academic databases and
institutional repositories. The results show that the most frequent difficulties are related to Spanish interference, limited exposure to authentic English, lack of explicit instruction, and affective factors such as